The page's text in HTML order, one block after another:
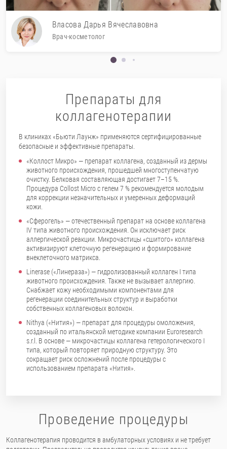
Власова Дарья Вячеславовна
Врач-косметолог
Препараты для
коллагенотерапии
В клиниках «Бьюти Лаунж» применяются сертифицированные
безопасные и эффективные препараты.
«Коллост Микро» — препарат коллагена, созданный из дермы
животного происхождения, прошедшей многоступенчатую
очистку. Белковая составляющая достигает 7–15 %.
Процедура Collost Micro с гелем 7 % рекомендуется молодым
для коррекции незначительных и умеренных деформаций
кожи.
«Сферогель» — отечественный препарат на основе коллагена
IV типа животного происхождения. Он исключает риск
аллергической реакции. Микрочастицы «сшитого» коллагена
активизируют клеточную регенерацию и формирование
внеклеточного матрикса.
Linerase («Линераза») — гидролизованный коллаген I типа
животного происхождения. Также не вызывает аллергию.
Снабжает кожу необходимыми компонентами для
регенерации соединительных структур и выработки
собственных коллагеновых волокон.
Nithya («Нития») — препарат для процедуры омоложения,
созданный по итальянской методике компании Euroresearch
s.r.l. В основе — микрочастицы коллагена гетерологического I
типа, который повторяет природную структуру. Это
сокращает риск осложнений после процедуры с
использованием препарата «Нития».
Проведение процедуры
Коллагенотерапия проводится в амбулаторных условиях и не требует